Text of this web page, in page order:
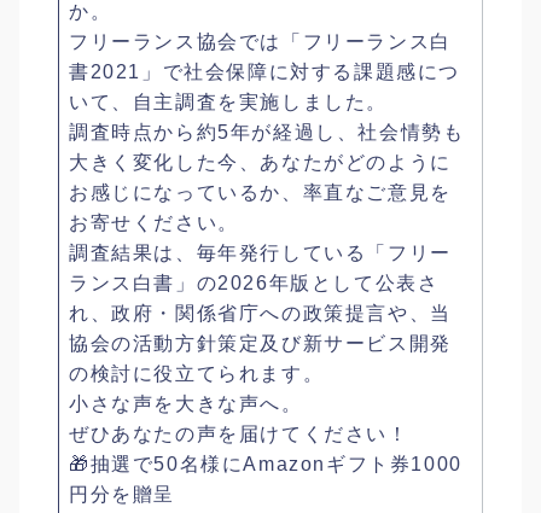
か。
フリーランス協会では「フリーランス白
書2021」で社会保障に対する課題感につ
いて、自主調査を実施しました。
調査時点から約5年が経過し、社会情勢も
大きく変化した今、あなたがどのように
お感じになっているか、率直なご意見を
お寄せください。
調査結果は、毎年発行している「フリー
ランス白書」の2026年版として公表さ
れ、政府・関係省庁への政策提言や、当
協会の活動方針策定及び新サービス開発
の検討に役立てられます。
小さな声を大きな声へ。
ぜひあなたの声を届けてください！
🎁抽選で50名様にAmazonギフト券1000
円分を贈呈